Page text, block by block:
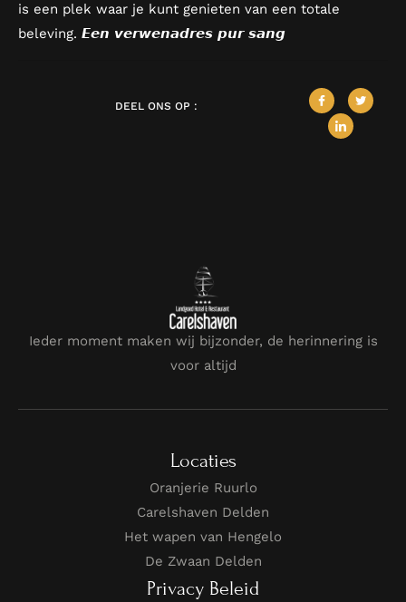
is een plek waar je kunt genieten van een totale
beleving. 𝙀𝙚𝙣 𝙫𝙚𝙧𝙬𝙚𝙣𝙖𝙙𝙧𝙚𝙨 𝙥𝙪𝙧 𝙨𝙖𝙣𝙜
DEEL ONS OP :
Ieder moment maken wij bijzonder, de herinnering is
voor altijd
Locaties
Oranjerie Ruurlo
Carelshaven Delden
Het wapen van Hengelo
De Zwaan Delden
Privacy Beleid